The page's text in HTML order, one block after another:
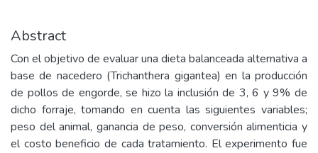
Abstract
Con el objetivo de evaluar una dieta balanceada alternativa a
base de nacedero (Trichanthera gigantea) en la producción
de pollos de engorde, se hizo la inclusión de 3, 6 y 9% de
dicho forraje, tomando en cuenta las siguientes variables;
peso del animal, ganancia de peso, conversión alimenticia y
el costo beneficio de cada tratamiento. El experimento fue